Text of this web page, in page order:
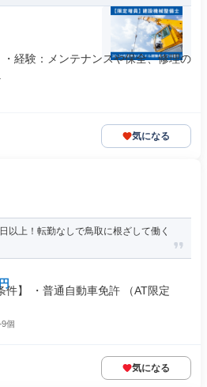
経験：メンテナンスや保全、修理の
気になる
以上！転勤なしで鳥取に根ざして働く
件】 ・普通自動車免許 （AT限定
個
気になる